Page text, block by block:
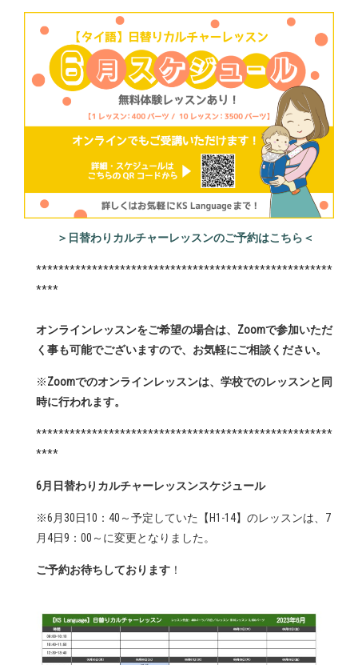
＞日替わりカルチャーレッスンのご予約はこちら＜
*****************************************************
****
オンラインレッスンをご希望の場合は、Zoomで参加いただ
く事も可能でございますので、お気軽にご相談ください。
※Zoomでのオンラインレッスンは、学校でのレッスンと同
時に行われます。
*****************************************************
****
6月日替わりカルチャーレッスンスケジュール
※6月30日10：40～予定していた【H1-14】のレッスンは、7
月4日9：00～に変更となりました。
ご予約お待ちしております ！